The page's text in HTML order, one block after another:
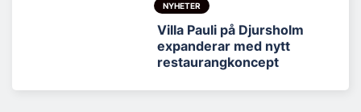
NYHETER
Villa Pauli på Djursholm
expanderar med nytt
restaurangkoncept